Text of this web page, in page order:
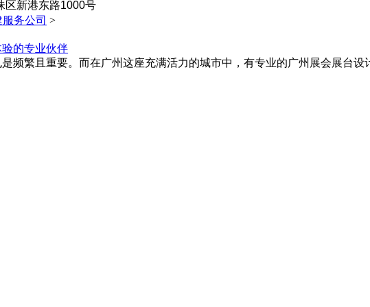
区新港东路1000号
务公司 >
的专业伙伴
频繁且重要。而在广州这座充满活力的城市中，有专业的广州展会展台设